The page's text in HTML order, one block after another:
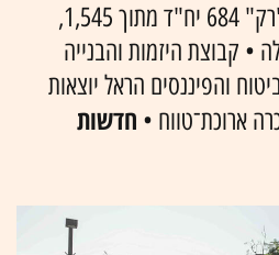
במכרז בבאר שבע שווקו "רק" 684 יח"ד מתוך 1,545,
יח"ד נכשלה • קבוצת היזמות והבנייה
והפיננסים הראל יוצאות
ארוכת־טווח • חדשות